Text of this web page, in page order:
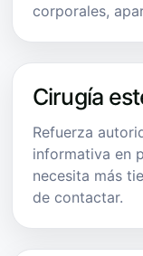
corporales,
Cirugía
Refuerza
informativa en
necesita más
de contactar.